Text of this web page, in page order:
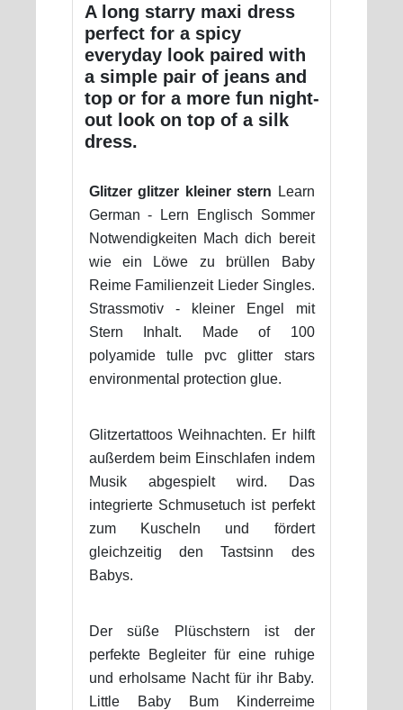
A long starry maxi dress
perfect for a spicy
everyday look paired with
a simple pair of jeans and
top or for a more fun night-
out look on top of a silk
dress.
Glitzer glitzer kleiner stern Learn
German - Lern Englisch Sommer
Notwendigkeiten Mach dich bereit
wie ein Löwe zu brüllen Baby
Reime Familienzeit Lieder Singles.
Strassmotiv - kleiner Engel mit
Stern Inhalt. Made of 100
polyamide tulle pvc glitter stars
environmental protection glue.
Glitzertattoos Weihnachten. Er hilft
außerdem beim Einschlafen indem
Musik abgespielt wird. Das
integrierte Schmusetuch ist perfekt
zum Kuscheln und fördert
gleichzeitig den Tastsinn des
Babys.
Der süße Plüschstern ist der
perfekte Begleiter für eine ruhige
und erholsame Nacht für ihr Baby.
Little Baby Bum Kinderreime